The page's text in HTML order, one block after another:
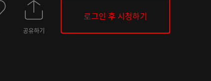
공유하기
로그인 후 시청하기